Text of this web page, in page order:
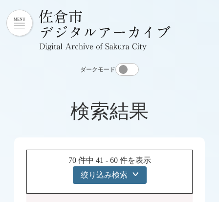
ダークモード
検索結果
70 件中 41 - 60 件を表示
絞り込み検索